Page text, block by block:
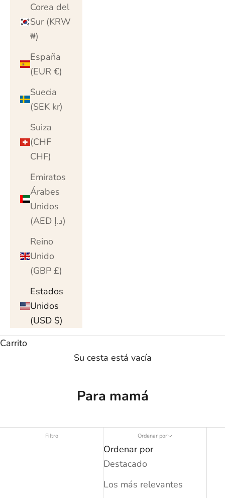
Corea del
Sur (KRW
₩)
España
(EUR €)
Suecia
(SEK kr)
Suiza
(CHF
CHF)
Emiratos
Árabes
Unidos
(AED د.إ)
Reino
Unido
(GBP £)
Estados
Unidos
(USD $)
Carrito
Su cesta está vacía
Para mamá
Filtro Ordenar por
Ordenar por
Destacado
Los más relevantes